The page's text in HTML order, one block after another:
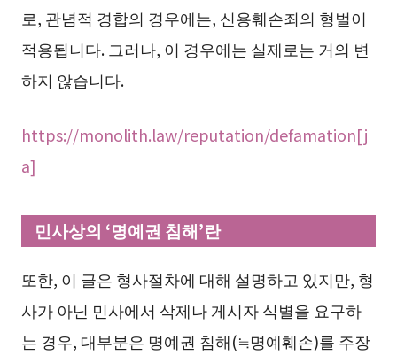
로, 관념적 경합의 경우에는, 신용훼손죄의 형벌이
적용됩니다. 그러나, 이 경우에는 실제로는 거의 변
하지 않습니다.
https://monolith.law/reputation/defamation[j
a]
민사상의 ‘명예권 침해’란
또한, 이 글은 형사절차에 대해 설명하고 있지만, 형
사가 아닌 민사에서 삭제나 게시자 식별을 요구하
는 경우, 대부분은 명예권 침해(≒명예훼손)를 주장